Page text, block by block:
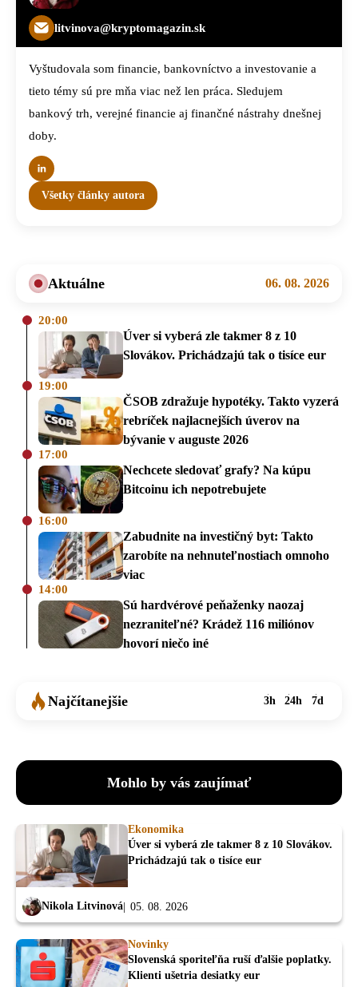
litvinova@kryptomagazin.sk
Vyštudovala som financie, bankovníctvo a investovanie a
tieto témy sú pre mňa viac než len práca. Sledujem
bankový trh, verejné financie aj finančné nástrahy dnešnej
doby.
Všetky články autora
Aktuálne 06. 08. 2026
20:00
Úver si vyberá zle takmer 8 z 10
Slovákov. Prichádzajú tak o tisíce eur
19:00
ČSOB zdražuje hypotéky. Takto vyzerá
rebríček najlacnejších úverov na
bývanie v auguste 2026
17:00
Nechcete sledovať grafy? Na kúpu
Bitcoinu ich nepotrebujete
16:00
Zabudnite na investičný byt: Takto
zarobíte na nehnuteľnostiach omnoho
viac
14:00
Sú hardvérové peňaženky naozaj
nezraniteľné? Krádež 116 miliónov
hovorí niečo iné
Najčítanejšie 3h 24h 7d
Mohlo by vás zaujímať
Ekonomika
Úver si vyberá zle takmer 8 z 10 Slovákov.
Prichádzajú tak o tisíce eur
Nikola Litvinová 05. 08. 2026
Novinky
Slovenská sporiteľňa ruší ďalšie poplatky.
Klienti ušetria desiatky eur